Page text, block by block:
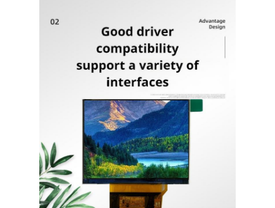
Affichage LCD circulaire
affichage d'Epaper d'E-encre
Écran tactile LCD capacitif TFT
Écran tactile résistif LCD TFT
Affichage PMoled
Affichage LCD TF TFT
Affichage LCD TFT RF